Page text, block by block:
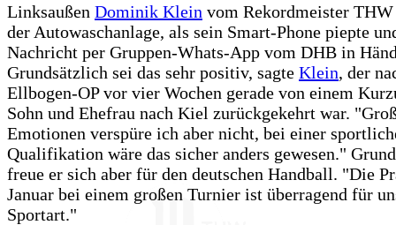
Linksaußen Dominik Klein vom Rekordmeister
der Autowaschanlage, als sein Smart-Phone piepte
Nachricht per Gruppen-Whats-App vom DHB in
Grundsätzlich sei das sehr positiv, sagte Klein, der
Ellbogen-OP vor vier Wochen gerade von einem
Sohn und Ehefrau nach Kiel zurückgekehrt war.
Emotionen verspüre ich aber nicht, bei einer
Qualifikation wäre das sicher anders gewesen."
freue er sich aber für den deutschen Handball. "Die
Januar bei einem großen Turnier ist überragend für
Sportart."